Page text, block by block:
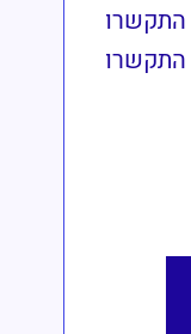
התקשרו
התקשרו